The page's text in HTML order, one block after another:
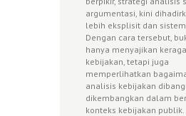
argumentasi, kini
lebih eksplisit dan
Dengan cara tersebut,
hanya menyajikan
kebijakan, tetapi juga
memperlihatkan
analisis kebijakan
dikembangkan dalam
konteks kebijakan publik.